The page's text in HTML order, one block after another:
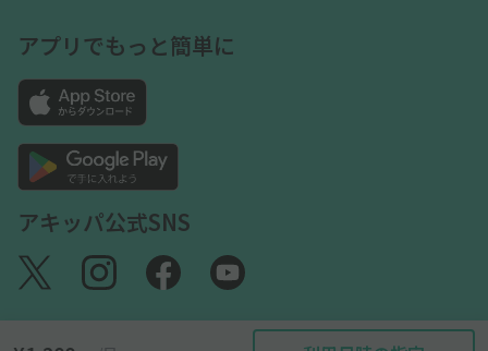
アプリでもっと簡単に
アキッパ公式SNS